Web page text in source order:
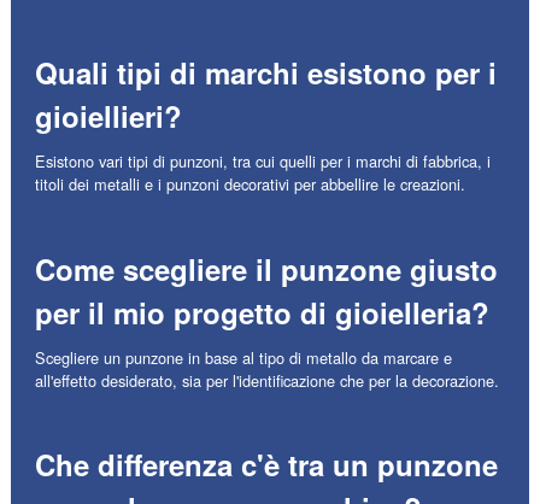
Quali tipi di marchi esistono per i
gioiellieri?
Esistono vari tipi di punzoni, tra cui quelli per i marchi di fabbrica, i
titoli dei metalli e i punzoni decorativi per abbellire le creazioni.
Come scegliere il punzone giusto
per il mio progetto di gioielleria?
Scegliere un punzone in base al tipo di metallo da marcare e
all'effetto desiderato, sia per l'identificazione che per la decorazione.
Che differenza c'è tra un punzone